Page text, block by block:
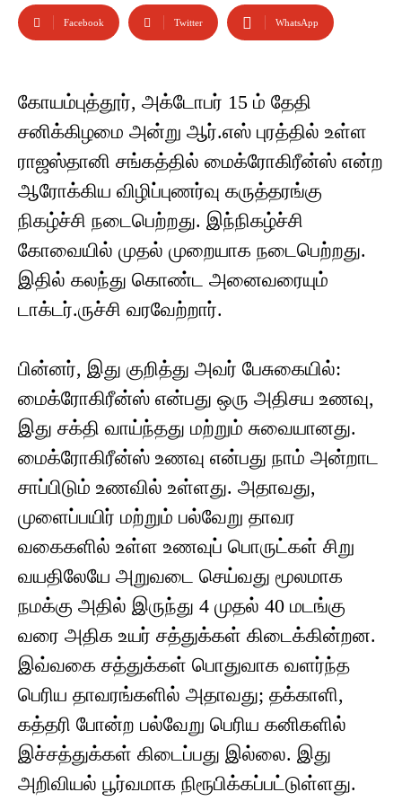
Facebook Twitter WhatsApp
கோயம்புத்தூர், அக்டோபர் 15 ம் தேதி
சனிக்கிழமை அன்று ஆர்.எஸ் புரத்தில் உள்ள
ராஜஸ்தானி சங்கத்தில் மைக்ரோகிரீன்ஸ் என்ற
ஆரோக்கிய விழிப்புணர்வு கருத்தரங்கு
நிகழ்ச்சி நடைபெற்றது. இந்நிகழ்ச்சி
கோவையில் முதல் முறையாக நடைபெற்றது.
இதில் கலந்து கொண்ட அனைவரையும்
டாக்டர்.ருச்சி வரவேற்றார்.
பின்னர், இது குறித்து அவர் பேசுகையில்:
மைக்ரோகிரீன்ஸ் என்பது ஒரு அதிசய உணவு,
இது சக்தி வாய்ந்தது மற்றும் சுவையானது.
மைக்ரோகிரீன்ஸ் உணவு என்பது நாம் அன்றாட
சாப்பிடும் உணவில் உள்ளது. அதாவது,
முளைப்பயிர் மற்றும் பல்வேறு தாவர
வகைகளில் உள்ள உணவுப் பொருட்கள் சிறு
வயதிலேயே அறுவடை செய்வது மூலமாக
நமக்கு அதில் இருந்து 4 முதல் 40 மடங்கு
வரை அதிக உயர் சத்துக்கள் கிடைக்கின்றன.
இவ்வகை சத்துக்கள் பொதுவாக வளர்ந்த
பெரிய தாவரங்களில் அதாவது; தக்காளி,
கத்தரி போன்ற பல்வேறு பெரிய கனிகளில்
இச்சத்துக்கள் கிடைப்பது இல்லை. இது
அறிவியல் பூர்வமாக நிரூபிக்கப்பட்டுள்ளது.